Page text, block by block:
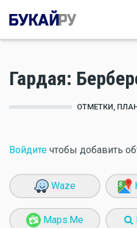
Гардая:
ОТМЕТКИ,
Войдите чтобы добавить
Waze
Maps.Me